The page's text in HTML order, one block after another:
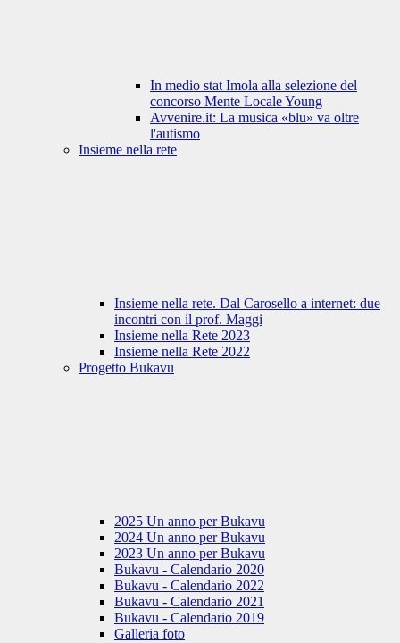
In medio stat Imola alla selezione del
concorso Mente Locale Young
Avvenire.it: La musica «blu» va oltre
l'autismo
Insieme nella rete
Insieme nella rete. Dal Carosello a internet: due
incontri con il prof. Maggi
Insieme nella Rete 2023
Insieme nella Rete 2022
Progetto Bukavu
2025 Un anno per Bukavu
2024 Un anno per Bukavu
2023 Un anno per Bukavu
Bukavu - Calendario 2020
Bukavu - Calendario 2022
Bukavu - Calendario 2021
Bukavu - Calendario 2019
Galleria foto